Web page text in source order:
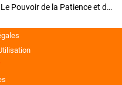
Comment Faire Émerger Votre Blog : Le Pouvoir de la Patience et de la Persévérance